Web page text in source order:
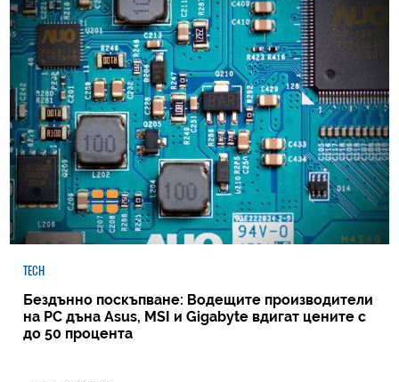
TECH
Бездънно поскъпване: Водещите производители
на РС дъна Asus, MSI и Gigabyte вдигат цените с
до 50 процента